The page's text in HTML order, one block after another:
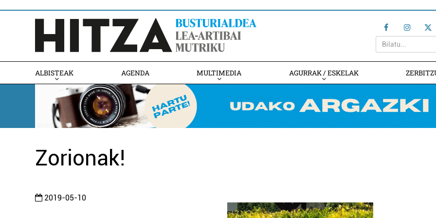
ALBISTEAK AGENDA MULTIMEDIA AGURRAK / ESKELAK
Zorionak!
2019-05-10